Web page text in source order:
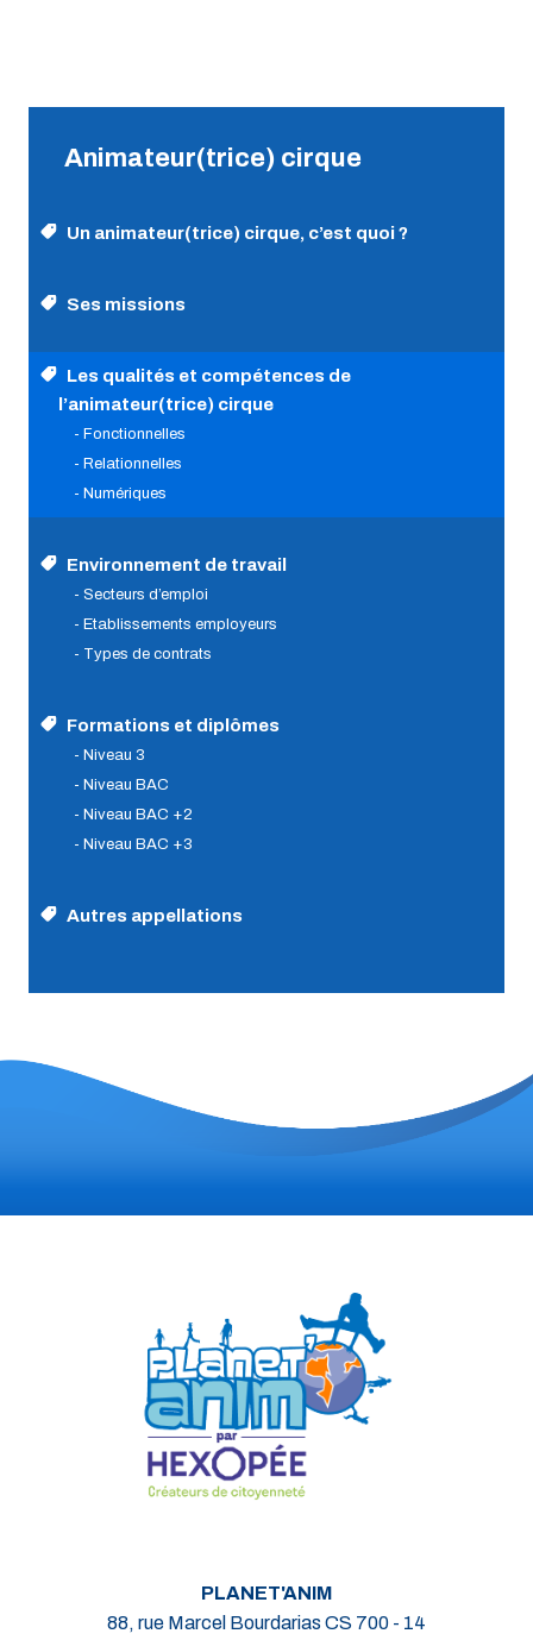
Animateur(trice) cirque
Un animateur(trice) cirque, c’est quoi ?
Ses missions
Les qualités et compétences de
l’animateur(trice) cirque
- Fonctionnelles
- Relationnelles
- Numériques
Environnement de travail
- Secteurs d’emploi
- Etablissements employeurs
- Types de contrats
Formations et diplômes
- Niveau 3
- Niveau BAC
- Niveau BAC +2
- Niveau BAC +3
Autres appellations
PLANET'ANIM
88, rue Marcel Bourdarias CS 700 - 14